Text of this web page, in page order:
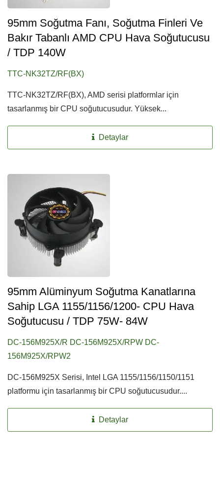
95mm Soğutma Fanı, Soğutma Finleri Ve
Bakır Tabanlı AMD CPU Hava Soğutucusu
/ TDP 140W
TTC-NK32TZ/RF(BX)
TTC-NK32TZ/RF(BX), AMD serisi platformlar için
tasarlanmış bir CPU soğutucusudur. Yüksek...
Detaylar
95mm Alüminyum Soğutma Kanatlarına
Sahip LGA 1155/1156/1200- CPU Hava
Soğutucusu / TDP 75W- 84W
DC-156M925X/R DC-156M925X/RPW DC-
156M925X/RPW2
DC-156M925X Serisi, Intel LGA 1155/1156/1150/1151
platformu için tasarlanmış bir CPU soğutucusudur....
Detaylar